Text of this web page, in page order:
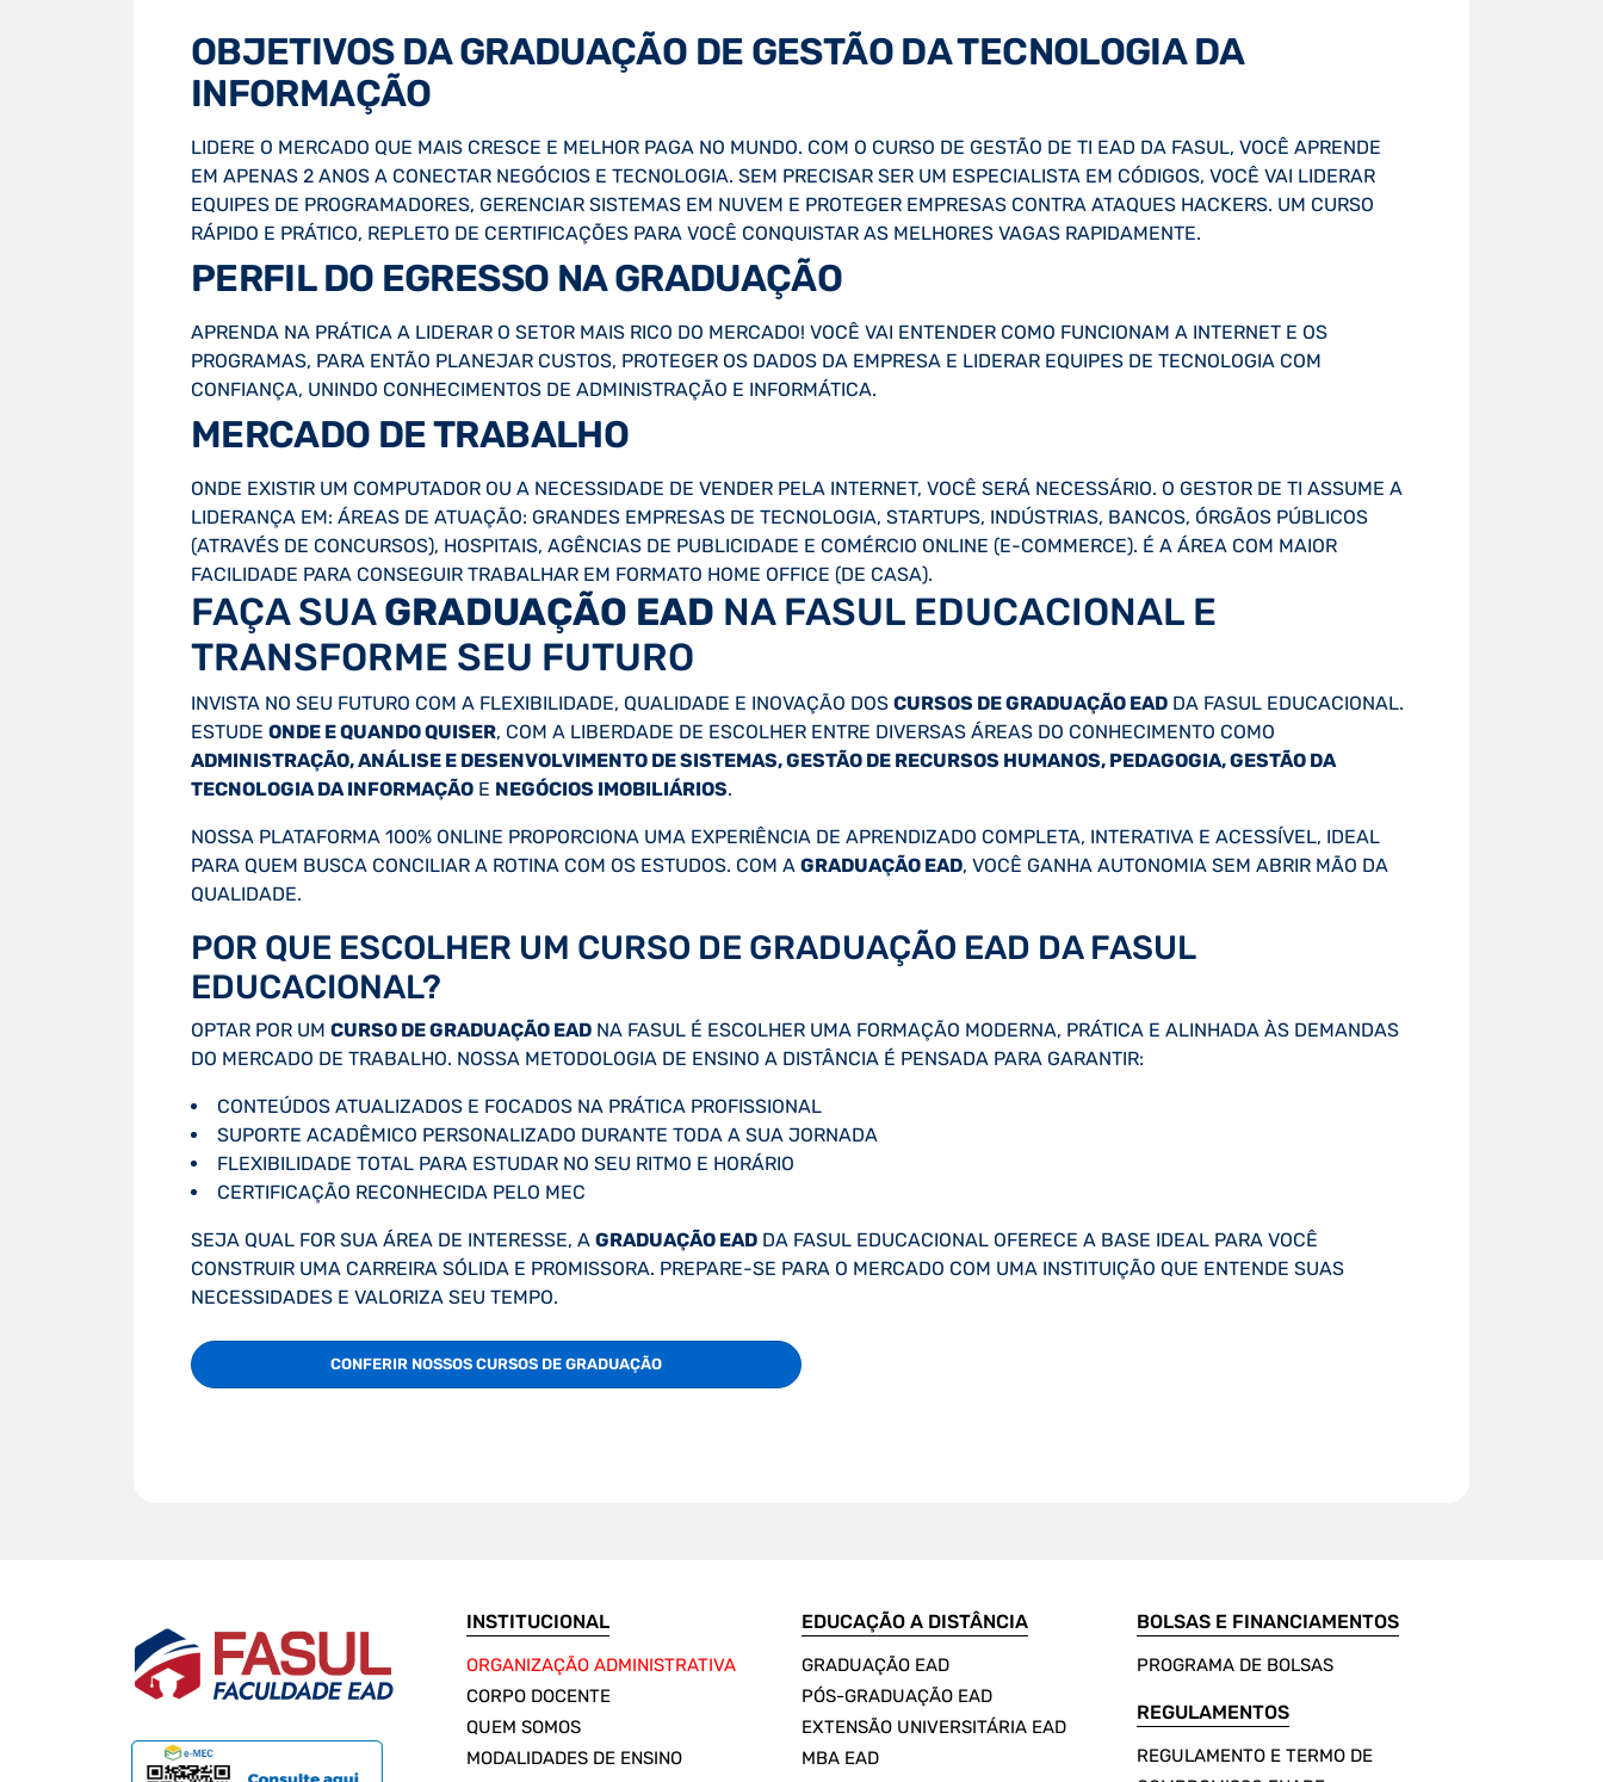
OBJETIVOS DA GRADUAÇÃO DE GESTÃO DA TECNOLOGIA DA
INFORMAÇÃO
LIDERE O MERCADO QUE MAIS CRESCE E MELHOR PAGA NO MUNDO. COM O CURSO DE GESTÃO DE TI EAD DA FASUL, VOCÊ APRENDE
EM APENAS 2 ANOS A CONECTAR NEGÓCIOS E TECNOLOGIA. SEM PRECISAR SER UM ESPECIALISTA EM CÓDIGOS, VOCÊ VAI LIDERAR
EQUIPES DE PROGRAMADORES, GERENCIAR SISTEMAS EM NUVEM E PROTEGER EMPRESAS CONTRA ATAQUES HACKERS. UM CURSO
RÁPIDO E PRÁTICO, REPLETO DE CERTIFICAÇÕES PARA VOCÊ CONQUISTAR AS MELHORES VAGAS RAPIDAMENTE.
PERFIL DO EGRESSO NA GRADUAÇÃO
APRENDA NA PRÁTICA A LIDERAR O SETOR MAIS RICO DO MERCADO! VOCÊ VAI ENTENDER COMO FUNCIONAM A INTERNET E OS
PROGRAMAS, PARA ENTÃO PLANEJAR CUSTOS, PROTEGER OS DADOS DA EMPRESA E LIDERAR EQUIPES DE TECNOLOGIA COM
CONFIANÇA, UNINDO CONHECIMENTOS DE ADMINISTRAÇÃO E INFORMÁTICA.
MERCADO DE TRABALHO
ONDE EXISTIR UM COMPUTADOR OU A NECESSIDADE DE VENDER PELA INTERNET, VOCÊ SERÁ NECESSÁRIO. O GESTOR DE TI ASSUME A
LIDERANÇA EM: ÁREAS DE ATUAÇÃO: GRANDES EMPRESAS DE TECNOLOGIA, STARTUPS, INDÚSTRIAS, BANCOS, ÓRGÃOS PÚBLICOS
(ATRAVÉS DE CONCURSOS), HOSPITAIS, AGÊNCIAS DE PUBLICIDADE E COMÉRCIO ONLINE (E-COMMERCE). É A ÁREA COM MAIOR
FACILIDADE PARA CONSEGUIR TRABALHAR EM FORMATO HOME OFFICE (DE CASA).
FAÇA SUAGRADUAÇÃO EAD NA FASUL EDUCACIONAL E
TRANSFORME SEU FUTURO
INVISTA NO SEU FUTURO COM A FLEXIBILIDADE, QUALIDADE E INOVAÇÃO DOS CURSOS DE GRADUAÇÃO EAD DA FASUL EDUCACIONAL.
ESTUDE ONDE E QUANDO QUISER, COM A LIBERDADE DE ESCOLHER ENTRE DIVERSAS ÁREAS DO CONHECIMENTO COMO
ADMINISTRAÇÃO, ANÁLISE E DESENVOLVIMENTO DE SISTEMAS, GESTÃO DE RECURSOS HUMANOS, PEDAGOGIA, GESTÃO DA
TECNOLOGIA DA INFORMAÇÃO E NEGÓCIOS IMOBILIÁRIOS.
NOSSA PLATAFORMA 100% ONLINE PROPORCIONA UMA EXPERIÊNCIA DE APRENDIZADO COMPLETA, INTERATIVA E ACESSÍVEL, IDEAL
PARA QUEM BUSCA CONCILIAR A ROTINA COM OS ESTUDOS. COM A GRADUAÇÃO EAD, VOCÊ GANHA AUTONOMIA SEM ABRIR MÃO DA
QUALIDADE.
POR QUE ESCOLHER UM CURSO DE GRADUAÇÃO EAD DA FASUL
EDUCACIONAL?
OPTAR POR UM CURSO DE GRADUAÇÃO EAD NA FASUL É ESCOLHER UMA FORMAÇÃO MODERNA, PRÁTICA E ALINHADA ÀS DEMANDAS
DO MERCADO DE TRABALHO. NOSSA METODOLOGIA DE ENSINO A DISTÂNCIA É PENSADA PARA GARANTIR:
CONTEÚDOS ATUALIZADOS E FOCADOS NA PRÁTICA PROFISSIONAL
SUPORTE ACADÊMICO PERSONALIZADO DURANTE TODA A SUA JORNADA
FLEXIBILIDADE TOTAL PARA ESTUDAR NO SEU RITMO E HORÁRIO
CERTIFICAÇÃO RECONHECIDA PELO MEC
SEJA QUAL FOR SUA ÁREA DE INTERESSE, A GRADUAÇÃO EAD DA FASUL EDUCACIONAL OFERECE A BASE IDEAL PARA VOCÊ
CONSTRUIR UMA CARREIRA SÓLIDA E PROMISSORA. PREPARE-SE PARA O MERCADO COM UMA INSTITUIÇÃO QUE ENTENDE SUAS
NECESSIDADES E VALORIZA SEU TEMPO.
CONFERIR NOSSOS CURSOS DE GRADUAÇÃO
INSTITUCIONAL
ORGANIZAÇÃO ADMINISTRATIVA
CORPO DOCENTE
QUEM SOMOS
MODALIDADES DE ENSINO
EDUCAÇÃO A DISTÂNCIA
GRADUAÇÃO EAD
PÓS-GRADUAÇÃO EAD
EXTENSÃO UNIVERSITÁRIA EAD
MBA EAD
BOLSAS E FINANCIAMENTOS
PROGRAMA DE BOLSAS
REGULAMENTOS
REGULAMENTO E TERMO DE